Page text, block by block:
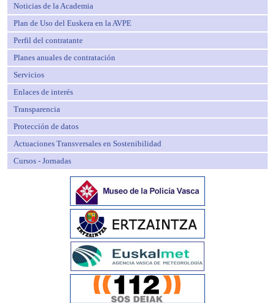
Noticias de la Academia
Plan de Uso del Euskera en la AVPE
Perfil del contratante
Planes anuales de contratación
Servicios
Enlaces de interés
Transparencia
Protección de datos
Actuaciones Transversales en Sostenibilidad
Cursos - Jornadas